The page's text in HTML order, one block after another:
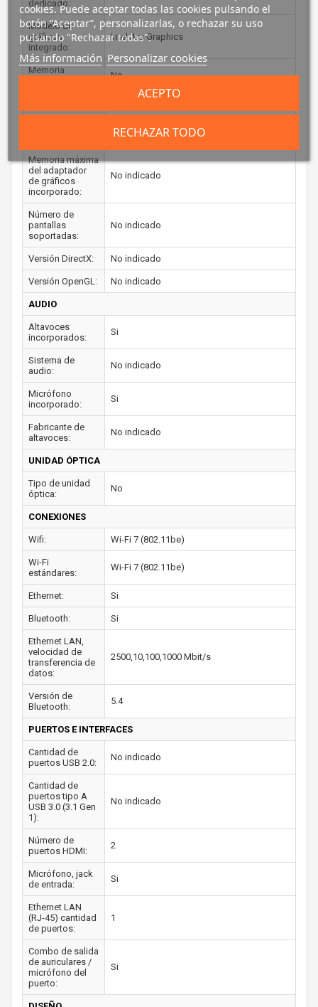
dedicado:
Modelo de
gráficos
integrado:
Intel Arc Graphics
Memoria
No
No indicado
Memoria máxima
del adaptador
de gráficos
incorporado:
No indicado
Número de
pantallas
soportadas:
No indicado
Versión DirectX: No indicado
Versión OpenGL: No indicado
AUDIO
Altavoces
incorporados:
Si
Sistema de
audio:
No indicado
Micrófono
incorporado:
Si
Fabricante de
altavoces:
No indicado
UNIDAD ÓPTICA
Tipo de unidad
óptica:
No
CONEXIONES
Wifi: Wi-Fi 7 (802.11be)
Wi-Fi
estándares:
Wi-Fi 7 (802.11be)
Ethernet: Si
Bluetooth: Si
Ethernet LAN,
velocidad de
transferencia de
datos:
2500,10,100,1000 Mbit/s
Versión de
Bluetooth:
5.4
PUERTOS E INTERFACES
Cantidad de
puertos USB 2.0:
No indicado
Cantidad de
puertos tipo A
USB 3.0 (3.1 Gen
1):
No indicado
Número de
puertos HDMI:
2
Micrófono, jack
de entrada:
Si
Ethernet LAN
(RJ-45) cantidad
de puertos:
1
Combo de salida
de auriculares /
micrófono del
puerto:
Si
cookies. Puede aceptar todas las cookies pulsando el
botón “Aceptar”, personalizarlas, o rechazar su uso
pulsando "Rechazar todas".
Más información Personalizar cookies
RECHAZAR TODO
ACEPTO